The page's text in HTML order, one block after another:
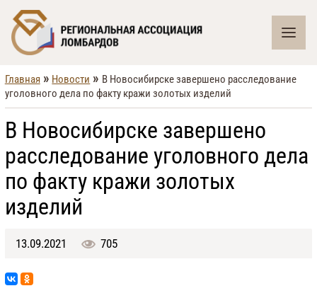
Главная » Новости » В Новосибирске завершено расследование
уголовного дела по факту кражи золотых изделий
В Новосибирске завершено
расследование уголовного дела
по факту кражи золотых
изделий
13.09.2021 705